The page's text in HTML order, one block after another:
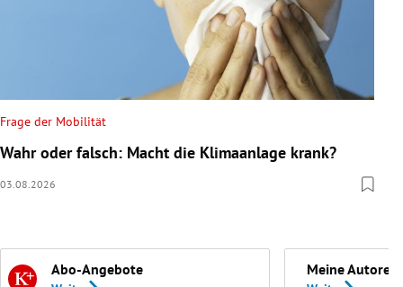
Frage der Mobilität
Wahr oder falsch: Macht die Klimaanlage krank?
03.08.2026
Abo-Angebote Meine Autoren